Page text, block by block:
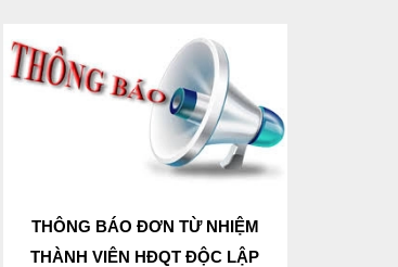
THÔNG BÁO ĐƠN TỪ NHIỆM
THÀNH VIÊN HĐQT ĐỘC LẬP